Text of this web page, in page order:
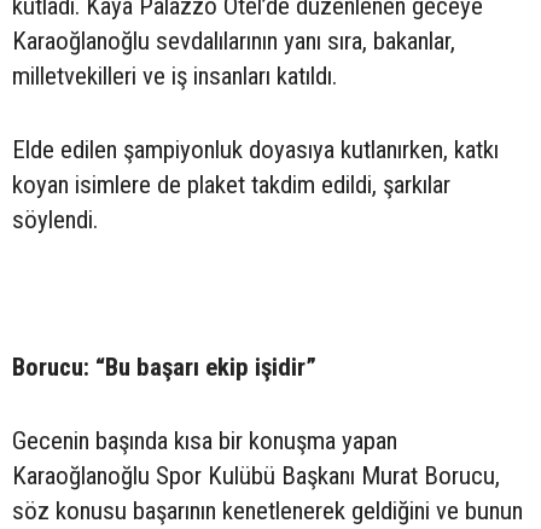
kutladı. Kaya Palazzo Otel’de düzenlenen geceye
Karaoğlanoğlu sevdalılarının yanı sıra, bakanlar,
milletvekilleri ve iş insanları katıldı.
Elde edilen şampiyonluk doyasıya kutlanırken, katkı
koyan isimlere de plaket takdim edildi, şarkılar
söylendi.
Borucu: “Bu başarı ekip işidir”
Gecenin başında kısa bir konuşma yapan
Karaoğlanoğlu Spor Kulübü Başkanı Murat Borucu,
söz konusu başarının kenetlenerek geldiğini ve bunun